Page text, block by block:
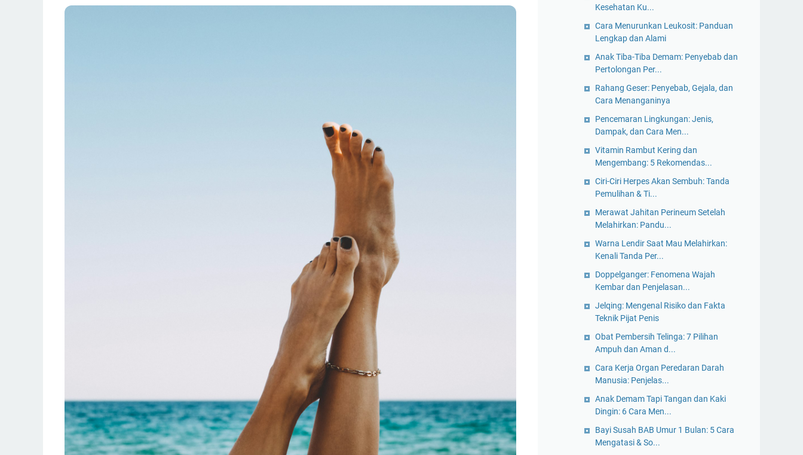
Kesehatan Ku...
Cara Menurunkan Leukosit: Panduan
Lengkap dan Alami
Anak Tiba-Tiba Demam: Penyebab dan
Pertolongan Per...
Rahang Geser: Penyebab, Gejala, dan
Cara Menanganinya
Pencemaran Lingkungan: Jenis,
Dampak, dan Cara Men...
Vitamin Rambut Kering dan
Mengembang: 5 Rekomendas...
Ciri-Ciri Herpes Akan Sembuh: Tanda
Pemulihan & Ti...
Merawat Jahitan Perineum Setelah
Melahirkan: Pandu...
Warna Lendir Saat Mau Melahirkan:
Kenali Tanda Per...
Doppelganger: Fenomena Wajah
Kembar dan Penjelasan...
Jelqing: Mengenal Risiko dan Fakta
Teknik Pijat Penis
Obat Pembersih Telinga: 7 Pilihan
Ampuh dan Aman d...
Cara Kerja Organ Peredaran Darah
Manusia: Penjelas...
Anak Demam Tapi Tangan dan Kaki
Dingin: 6 Cara Men...
Bayi Susah BAB Umur 1 Bulan: 5 Cara
Mengatasi & So...